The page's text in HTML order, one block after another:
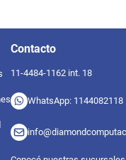
Contacto
11-4484-1162 int. 18
WhatsApp: 1144082118